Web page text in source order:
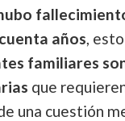
años,
familiares
que
una cuestión